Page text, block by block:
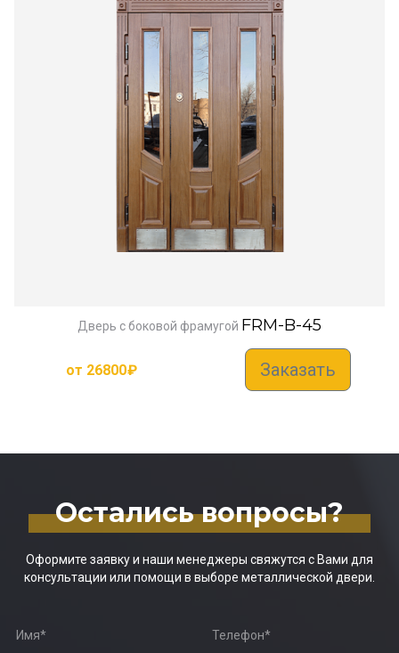
Дверь с боковой фрамугой FRM-B-45
от 26800₽ Заказать
Остались вопросы?
Оформите заявку и наши менеджеры свяжутся с Вами для
консультации или помощи в выборе металлической двери.